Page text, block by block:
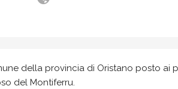
della provincia di Oristano posto ai
del Montiferru.